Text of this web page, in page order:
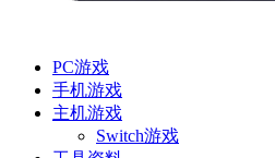
PC游戏
手机游戏
主机游戏
Switch游戏